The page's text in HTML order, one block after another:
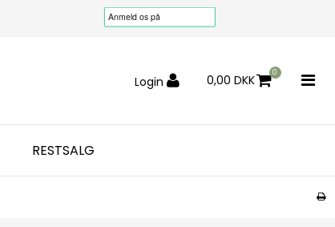
Login 0,00 DKK 0
RESTSALG